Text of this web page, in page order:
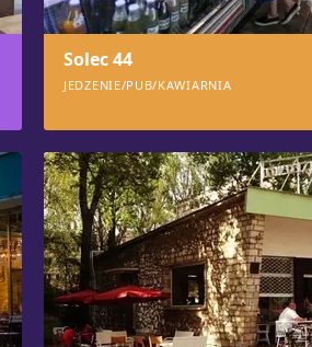
Solec 44
JEDZENIE/PUB/KAWIARNIA